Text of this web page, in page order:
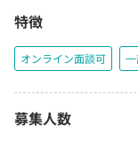
特徴
オンライン面談可
募集人数